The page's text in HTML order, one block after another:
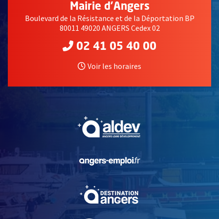
Mairie d'Angers
Boulevard de la Résistance et de la Déportation BP
80011 49020 ANGERS Cedex 02
02 41 05 40 00
Voir les horaires
, Ouvre une nouvelle